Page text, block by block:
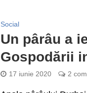
Social
Un pârâu a
Gospodării
17 iunie 2020 2